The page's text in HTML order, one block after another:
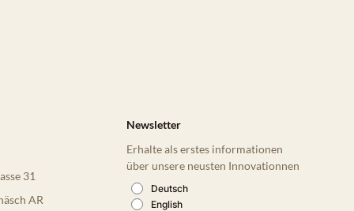
31
AR
Newsletter
Erhalte als erstes informationen
über unsere neusten Innovationnen
Deutsch
English